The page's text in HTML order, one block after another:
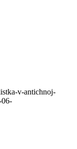
v-antichnoj-
06-